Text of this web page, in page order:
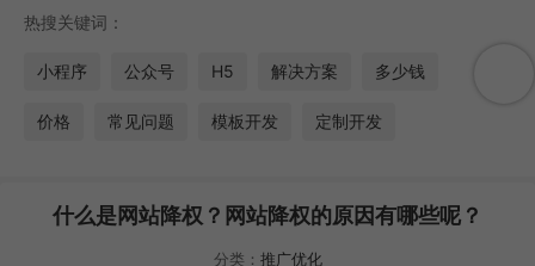
热搜关键词：
小程序 公众号 H5 解决方案 多少钱
价格 常见问题 模板开发 定制开发
什么是网站降权？网站降权的原因有哪些呢？
分类： 推广优化